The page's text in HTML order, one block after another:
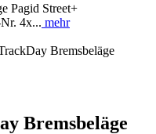
Pagid Street+
4x... mehr
Bremsbeläge
Bremsbeläge